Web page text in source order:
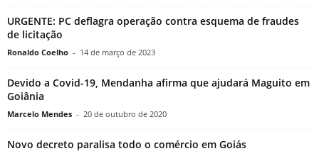
URGENTE: PC deflagra operação contra esquema de fraudes
de licitação
Ronaldo Coelho - 14 de março de 2023
Devido a Covid-19, Mendanha afirma que ajudará Maguito em
Goiânia
Marcelo Mendes - 20 de outubro de 2020
Novo decreto paralisa todo o comércio em Goiás